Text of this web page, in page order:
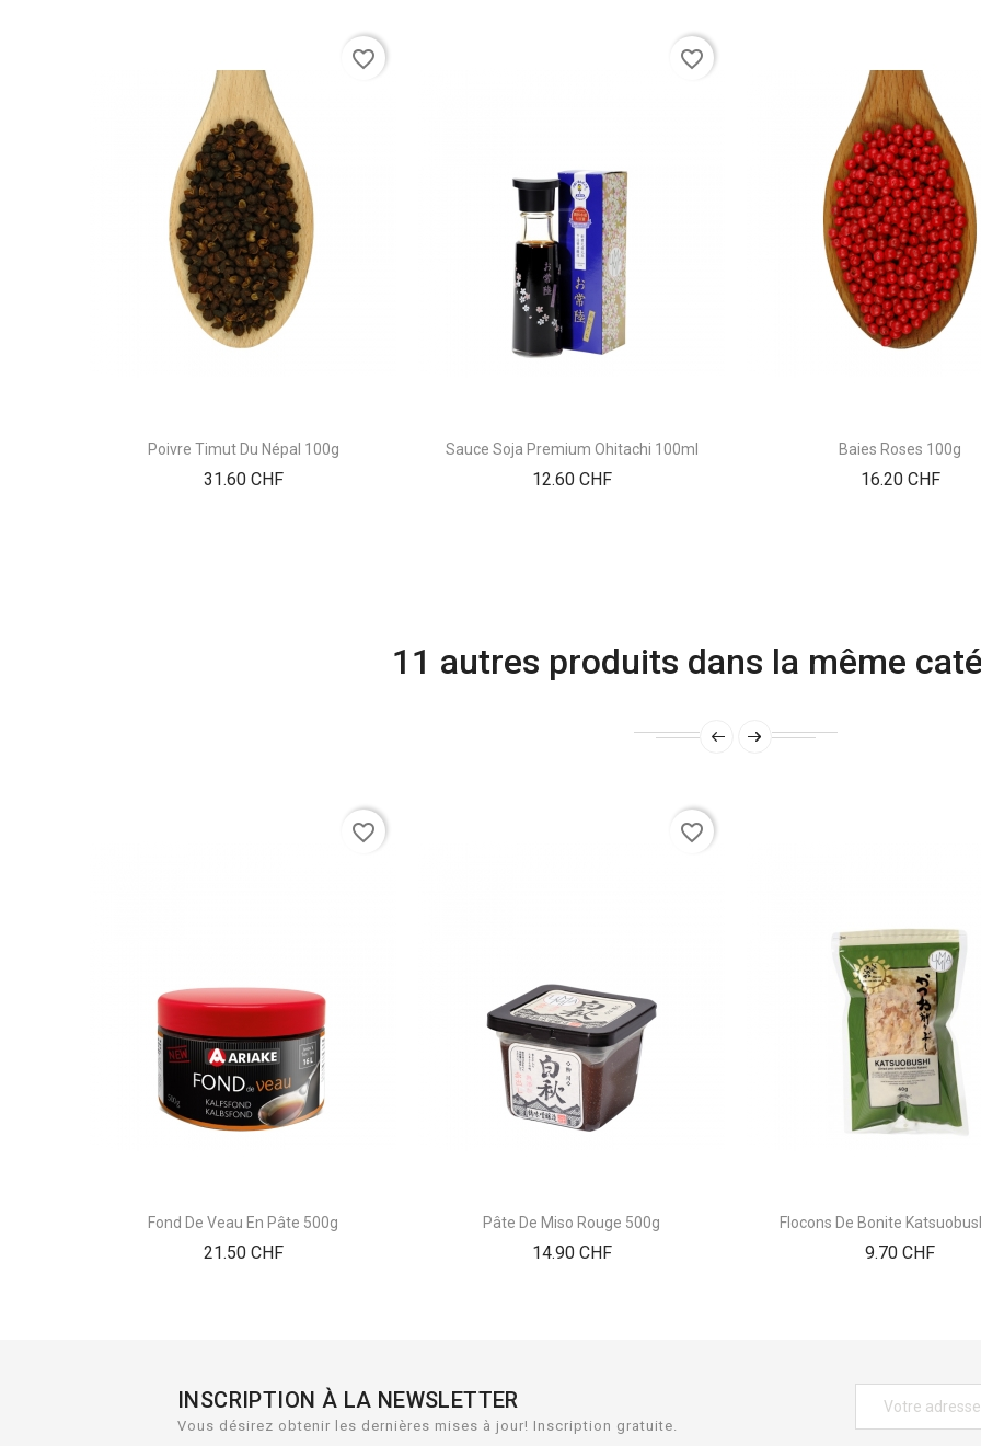
Poivre Timut Du Népal 100g
31.60 CHFPrix
favorite_border
Sauce Soja Premium Ohitachi 100ml
12.60 CHFPrix
favorite_border
Baies Roses 100g
16.20 CHFPrix
11 autres produits dans la même
Fond De Veau En Pâte 500g
21.50 CHFPrix
favorite_border
Pâte De Miso Rouge 500g
14.90 CHFPrix
favorite_border
Flocons De Bonite
9.70 CHFPrix
INSCRIPTION À LA NEWSLETTER
Vous désirez obtenir les dernières mises à jour! Inscription gratuite.